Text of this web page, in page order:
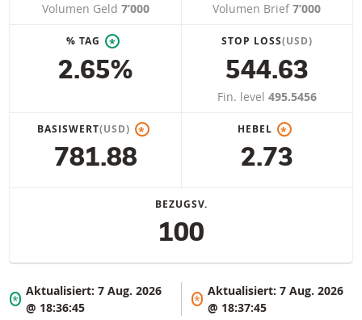
Volumen Geld 7’000 Volumen Brief 7’000
% TAG *
2.65%
STOP LOSS(USD)
544.63
Fin. level 495.5456
BASISWERT(USD) *
781.88
HEBEL *
2.73
BEZUGSV.
100
*
Aktualisiert:7 Aug. 2026
@ 18:36:45
*
Aktualisiert: 7 Aug. 2026
@ 18:37:45